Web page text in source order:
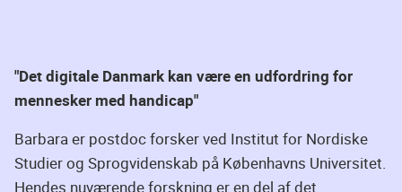
"Det digitale Danmark kan være en udfordring for
mennesker med handicap"
Barbara er postdoc forsker ved Institut for Nordiske
Studier og Sprogvidenskab på Københavns Universitet.
Hendes nuværende forskning er en del af det